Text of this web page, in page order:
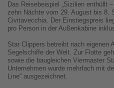
Das Reisebeispiel „Sizilien enthüllt
zehn Nächte vom 29. August bis 8.
Civitavecchia. Der Einstiegspreis
pro Person in der Außenkabine
Star Clippers betreibt nach eigenen
Segelschiffe der Welt. Zur Flotte
sowie die baugleichen Viermaster
Unternehmen wurde mehrfach mit
Line“ ausgezeichnet.